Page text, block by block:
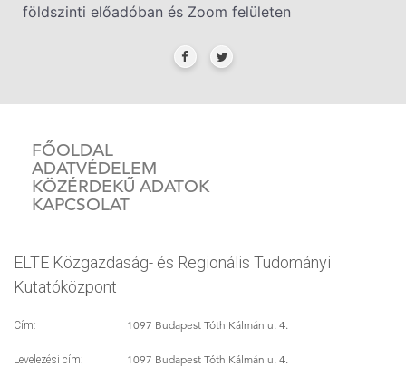
földszinti előadóban és Zoom felületen
FŐOLDAL
ADATVÉDELEM
KÖZÉRDEKŰ ADATOK
KAPCSOLAT
ELTE Közgazdaság- és Regionális Tudományi
Kutatóközpont
Cím: 1097 Budapest Tóth Kálmán u. 4.
Levelezési cím: 1097 Budapest Tóth Kálmán u. 4.